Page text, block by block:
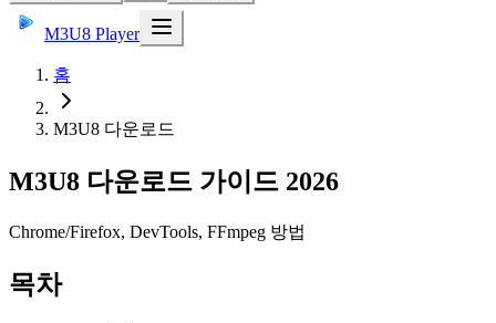
M3U8 Player
홈
M3U8 다운로드
M3U8 다운로드 가이드 2026
Chrome/Firefox, DevTools, FFmpeg 방법
목차